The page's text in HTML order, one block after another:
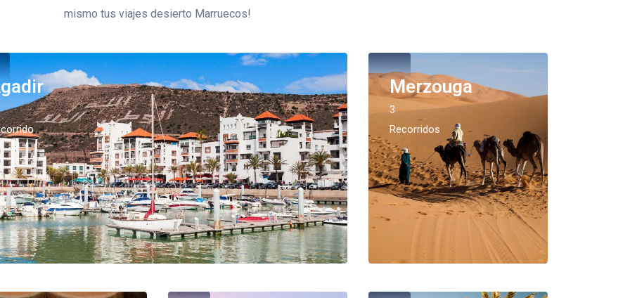
mismo tus viajes desierto Marruecos!
Merzouga
3
Recorridos